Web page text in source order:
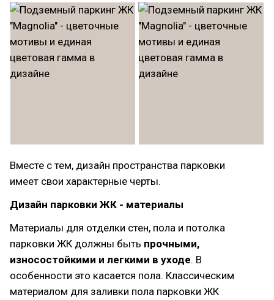
Вместе с тем, дизайн пространства парковки
имеет свои характерные черты.
Дизайн парковки ЖК - материалы
Материалы для отделки стен, пола и потолка
парковки ЖК должны быть прочными,
износостойкими и легкими в уходе. В
особенности это касается пола. Классическим
материалом для заливки пола парковки ЖК